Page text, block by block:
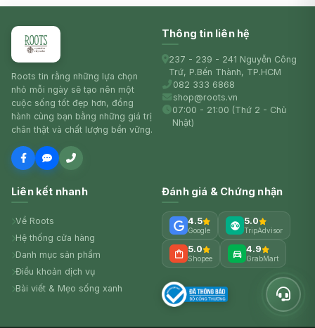
Roots tin rằng những lựa chọn
nhỏ mỗi ngày sẽ tạo nên một
cuộc sống tốt đẹp hơn, đồng
hành cùng bạn bằng những giá trị
chân thật và chất lượng bền vững.
Thông tin liên hệ
237 - 239 - 241 Nguyễn Công
Trứ, P.Bến Thành, TP.HCM
082 333 6868
shop@roots.vn
07:00 - 21:00 (Thứ 2 - Chủ
Nhật)
Liên kết nhanh
Về Roots
Hệ thống cửa hàng
Danh mục sản phẩm
Điều khoản dịch vụ
Bài viết & Mẹo sống xanh
Đánh giá & Chứng nhận
4.5
Google
5.0
TripAdvisor
5.0
Shopee
4.9
GrabMart